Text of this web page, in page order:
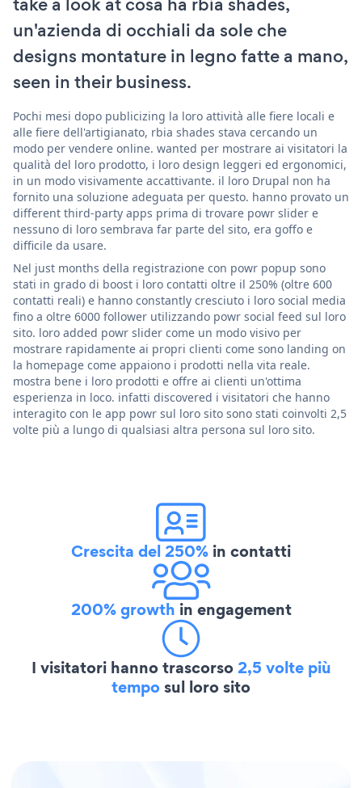
un'azienda di occhiali da sole che
designs montature in legno fatte a mano,
seen in their business.
Pochi mesi dopo publicizing la loro attività alle fiere locali e
alle fiere dell'artigianato, rbia shades stava cercando un
modo per vendere online. wanted per mostrare ai visitatori la
qualità del loro prodotto, i loro design leggeri ed ergonomici,
in un modo visivamente accattivante. il loro Drupal non ha
fornito una soluzione adeguata per questo. hanno provato un
different third-party apps prima di trovare powr slider e
nessuno di loro sembrava far parte del sito, era goffo e
difficile da usare.
Nel just months della registrazione con powr popup sono
stati in grado di boost i loro contatti oltre il 250% (oltre 600
contatti reali) e hanno constantly cresciuto i loro social media
fino a oltre 6000 follower utilizzando powr social feed sul loro
sito. loro added powr slider come un modo visivo per
mostrare rapidamente ai propri clienti come sono landing on
la homepage come appaiono i prodotti nella vita reale.
mostra bene i loro prodotti e offre ai clienti un'ottima
esperienza in loco. infatti discovered i visitatori che hanno
interagito con le app powr sul loro sito sono stati coinvolti 2,5
volte più a lungo di qualsiasi altra persona sul loro sito.
Crescita del 250% in contatti
200% growth in engagement
I visitatori hanno trascorso2,5 volte più
temposul loro sito